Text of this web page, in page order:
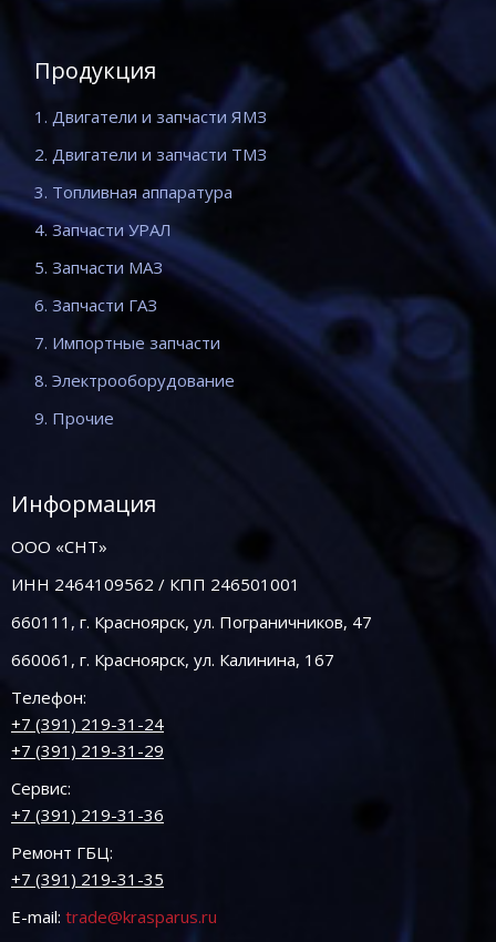
Продукция
1. Двигатели и запчасти ЯМЗ
2. Двигатели и запчасти ТМЗ
3. Топливная аппаратура
4. Запчасти УРАЛ
5. Запчасти МАЗ
6. Запчасти ГАЗ
7. Импортные запчасти
8. Электрооборудование
9. Прочие
Информация
ООО «СНТ»
ИНН 2464109562 / КПП 246501001
660111, г. Красноярск, ул. Пограничников, 47
660061, г. Красноярск, ул. Калинина, 167
Телефон:
+7 (391) 219-31-24
+7 (391) 219-31-29
Сервис:
+7 (391) 219-31-36
Ремонт ГБЦ:
+7 (391) 219-31-35
E-mail: trade@krasparus.ru